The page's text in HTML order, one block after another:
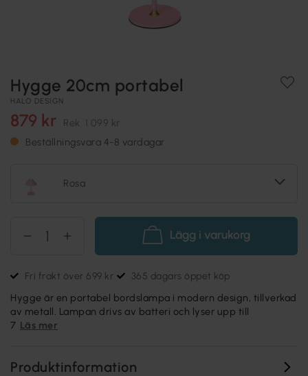
Hygge 20cm portabel
HALO DESIGN
879 kr Rek. 1 099 kr
Beställningsvara 4-8 vardagar
Rosa
Lägg i varukorg
Fri frakt över 699 kr 365 dagars öppet köp
Hygge är en portabel bordslampa i modern design, tillverkad
av metall. Lampan drivs av batteri och lyser upp till
7 Läs mer
Produktinformation